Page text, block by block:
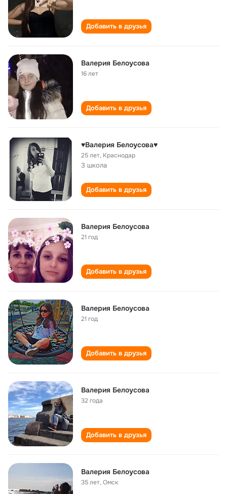
Добавить в друзья
Валерия Белоусова
16 лет
Добавить в друзья
♥Валерия Белоусова♥
25 лет, Краснодар
3 школа
Добавить в друзья
Валерия Белоусова
21 год
Добавить в друзья
Валерия Белоусова
21 год
Добавить в друзья
Валерия Белоусова
32 года
Добавить в друзья
Валерия Белоусова
35 лет,Омск